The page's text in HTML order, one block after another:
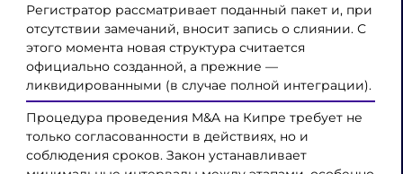
Регистратор рассматривает поданный пакет и, при
отсутствии замечаний, вносит запись о слиянии. С
этого момента новая структура считается
официально созданной, а прежние —
ликвидированными (в случае полной интеграции).
Процедура проведения M&A на Кипре требует не
только согласованности в действиях, но и
соблюдения сроков. Закон устанавливает